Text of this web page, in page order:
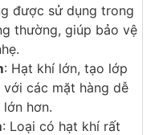
được sử dụng trong
thường, giúp bảo vệ
: Hạt khí lớn, tạo lớp
các mặt hàng dễ
hơn.
: Loại có hạt khí rất